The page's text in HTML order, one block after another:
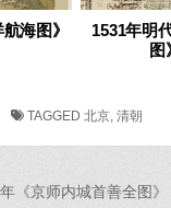
海图》
1531年明
图
TAGGED 北京, 清朝
《京师内城首善全图